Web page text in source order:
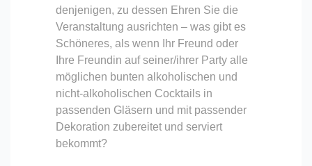
denjenigen, zu dessen Ehren Sie die
Veranstaltung ausrichten – was gibt es
Schöneres, als wenn Ihr Freund oder
Ihre Freundin auf seiner/ihrer Party alle
möglichen bunten alkoholischen und
nicht-alkoholischen Cocktails in
passenden Gläsern und mit passender
Dekoration zubereitet und serviert
bekommt?